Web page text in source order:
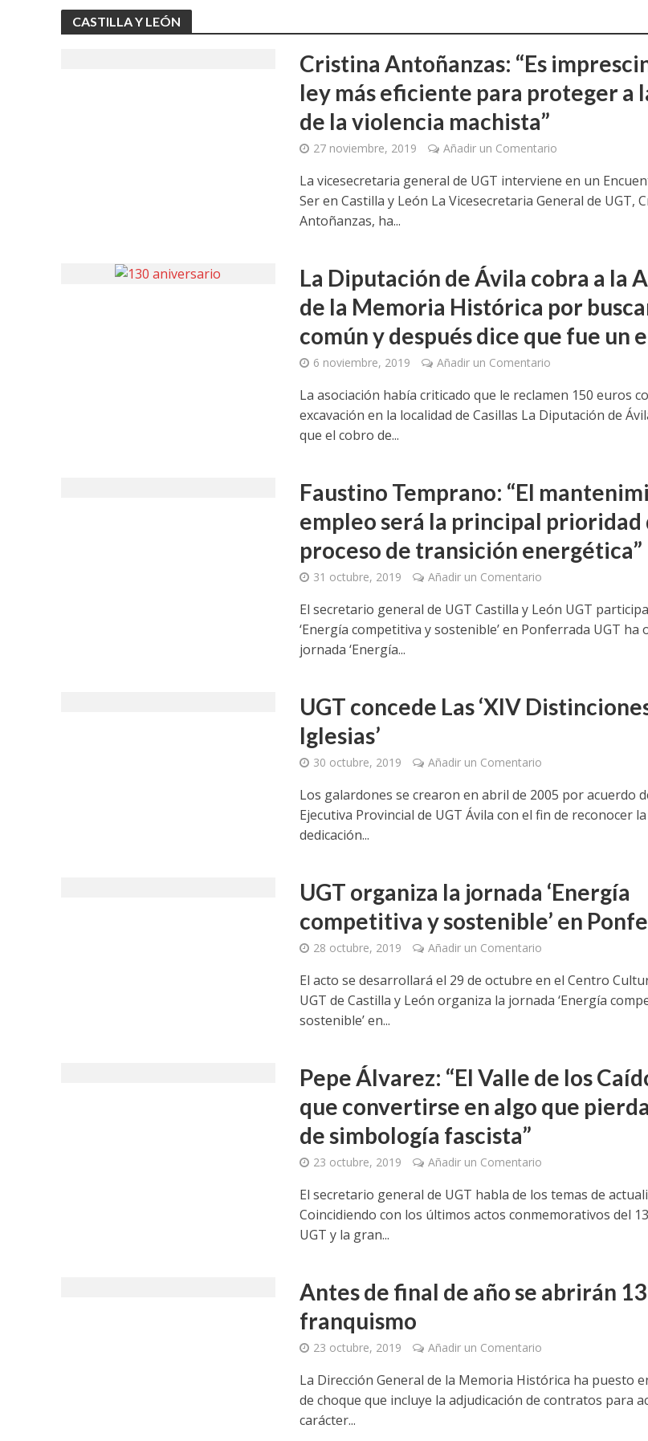
CASTILLA Y LEÓN
Cristina Antoñanzas: “Es
ley más eficiente para proteger a
de la violencia machista”
27 noviembre, 2019 Añadir un Comentario
La vicesecretaria general de UGT interviene en un
Ser en Castilla y León La Vicesecretaria General de UGT,
Antoñanzas, ha...
La Diputación de Ávila cobra a la
de la Memoria Histórica por
común y después dice que fue un
6 noviembre, 2019 Añadir un Comentario
La asociación había criticado que le reclamen 150 euros
excavación en la localidad de Casillas La Diputación de
que el cobro de...
Faustino Temprano: “El
empleo será la principal prioridad
proceso de transición energética”
31 octubre, 2019 Añadir un Comentario
El secretario general de UGT Castilla y León UGT
‘Energía competitiva y sostenible’ en Ponferrada UGT ha
jornada ‘Energía...
UGT concede Las ‘XIV
Iglesias’
30 octubre, 2019 Añadir un Comentario
Los galardones se crearon en abril de 2005 por acuerdo
Ejecutiva Provincial de UGT Ávila con el fin de reconocer
dedicación...
UGT organiza la jornada ‘Energía
competitiva y sostenible’ en
28 octubre, 2019 Añadir un Comentario
El acto se desarrollará el 29 de octubre en el Centro
UGT de Castilla y León organiza la jornada ‘Energía
sostenible’ en...
Pepe Álvarez: “El Valle de los
que convertirse en algo que
de simbología fascista”
23 octubre, 2019 Añadir un Comentario
El secretario general de UGT habla de los temas de
Coincidiendo con los últimos actos conmemorativos del
UGT y la gran...
Antes de final de año se abrirán
franquismo
23 octubre, 2019 Añadir un Comentario
La Dirección General de la Memoria Histórica ha puesto
de choque que incluye la adjudicación de contratos para
carácter...